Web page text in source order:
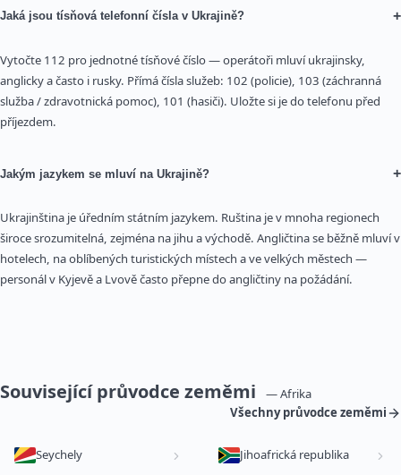
Jaká jsou tísňová telefonní čísla v Ukrajině? +
Vytočte 112 pro jednotné tísňové číslo — operátoři mluví ukrajinsky,
anglicky a často i rusky. Přímá čísla služeb: 102 (policie), 103 (záchranná
služba / zdravotnická pomoc), 101 (hasiči). Uložte si je do telefonu před
příjezdem.
Jakým jazykem se mluví na Ukrajině? +
Ukrajinština je úředním státním jazykem. Ruština je v mnoha regionech
široce srozumitelná, zejména na jihu a východě. Angličtina se běžně mluví v
hotelech, na oblíbených turistických místech a ve velkých městech —
personál v Kyjevě a Lvově často přepne do angličtiny na požádání.
Související průvodce zeměmi
— Afrika
Všechny průvodce zeměmi
Seychely Jihoafrická republika